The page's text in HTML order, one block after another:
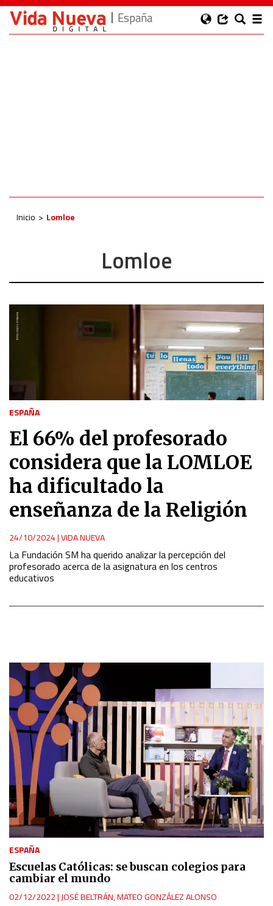
España
Inicio Lomloe
Lomloe
ESPAÑA
El 66% del profesorado
considera que la LOMLOE
ha dificultado la
enseñanza de la Religión
24/10/2024|VIDA NUEVA
La Fundación SM ha querido analizar la percepción del
profesorado acerca de la asignatura en los centros
educativos
ESPAÑA
Escuelas Católicas: se buscan colegios para
cambiar el mundo
02/12/2022| JOSÉ BELTRÁN,MATEO GONZÁLEZ ALONSO